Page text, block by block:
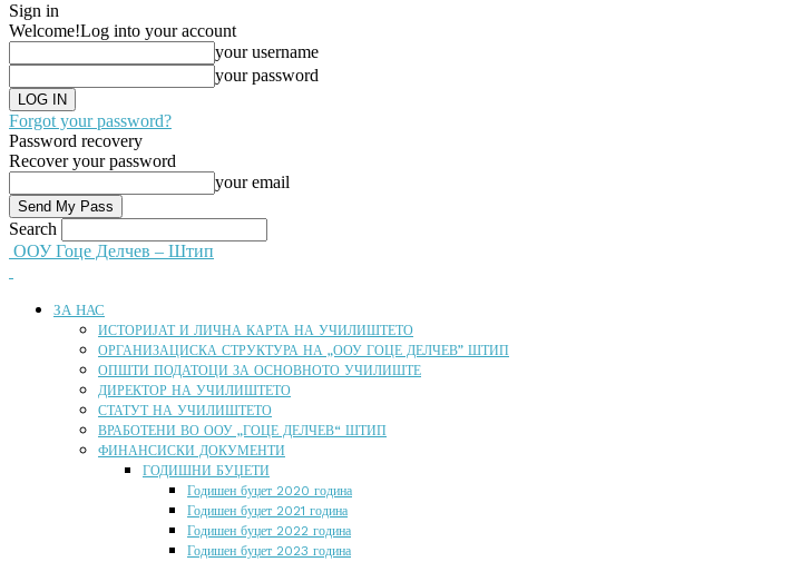
Sign in
Welcome!Log into your account
your username
your password
Forgot your password?
Password recovery
Recover your password
your email
Search
ООУ Гоце Делчев – Штип
ЗА НАС
ИСТОРИЈАТ И ЛИЧНА КАРТА НА УЧИЛИШТЕТО
ОРГАНИЗАЦИСКА СТРУКТУРА НА „ООУ ГОЦЕ ДЕЛЧЕВ” ШТИП
ОПШТИ ПОДАТОЦИ ЗА ОСНОВНОТО УЧИЛИШТЕ
ДИРЕКТОР НА УЧИЛИШТЕТО
СТАТУТ НА УЧИЛИШТЕТО
ВРАБОТЕНИ ВО ООУ „ГОЦЕ ДЕЛЧЕВ“ ШТИП
ФИНАНСИСКИ ДОКУМЕНТИ
ГОДИШНИ БУЏЕТИ
Годишен буџет 2020 година
Годишен буџет 2021 година
Годишен буџет 2022 година
Годишен буџет 2023 година